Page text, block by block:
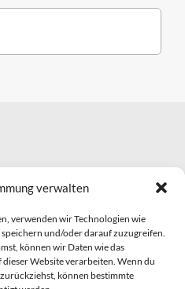
verwalten
verwenden wir Technologien wie
und/oder darauf zuzugreifen.
können wir Daten wie das
Website verarbeiten. Wenn du
können bestimmte